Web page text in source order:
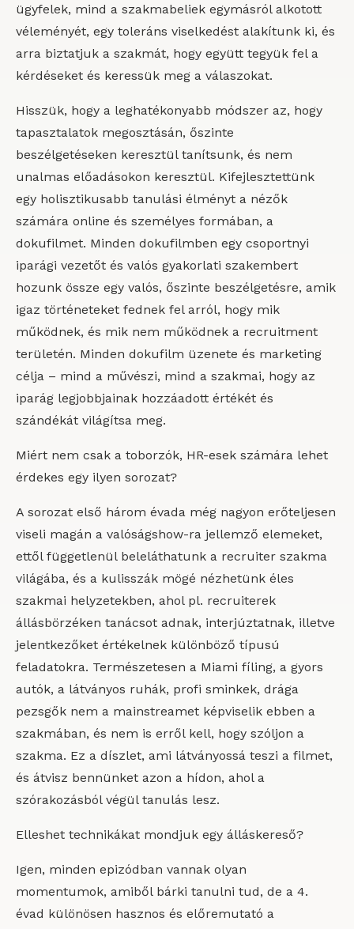
ügyfelek, mind a szakmabeliek egymásról alkotott
véleményét, egy toleráns viselkedést alakítunk ki, és
arra biztatjuk a szakmát, hogy együtt tegyük fel a
kérdéseket és keressük meg a válaszokat.
Hisszük, hogy a leghatékonyabb módszer az, hogy
tapasztalatok megosztásán, őszinte
beszélgetéseken keresztül tanítsunk, és nem
unalmas előadásokon keresztül. Kifejlesztettünk
egy holisztikusabb tanulási élményt a nézők
számára online és személyes formában, a
dokufilmet. Minden dokufilmben egy csoportnyi
iparági vezetőt és valós gyakorlati szakembert
hozunk össze egy valós, őszinte beszélgetésre, amik
igaz történeteket fednek fel arról, hogy mik
működnek, és mik nem működnek a recruitment
területén. Minden dokufilm üzenete és marketing
célja – mind a művészi, mind a szakmai, hogy az
iparág legjobbjainak hozzáadott értékét és
szándékát világítsa meg.
Miért nem csak a toborzók, HR-esek számára lehet
érdekes egy ilyen sorozat?
A sorozat első három évada még nagyon erőteljesen
viseli magán a valóságshow-ra jellemző elemeket,
ettől függetlenül beleláthatunk a recruiter szakma
világába, és a kulisszák mögé nézhetünk éles
szakmai helyzetekben, ahol pl. recruiterek
állásbörzéken tanácsot adnak, interjúztatnak, illetve
jelentkezőket értékelnek különböző típusú
feladatokra. Természetesen a Miami fíling, a gyors
autók, a látványos ruhák, profi sminkek, drága
pezsgők nem a mainstreamet képviselik ebben a
szakmában, és nem is erről kell, hogy szóljon a
szakma. Ez a díszlet, ami látványossá teszi a filmet,
és átvisz bennünket azon a hídon, ahol a
szórakozásból végül tanulás lesz.
Elleshet technikákat mondjuk egy álláskereső?
Igen, minden epizódban vannak olyan
momentumok, amiből bárki tanulni tud, de a 4.
évad különösen hasznos és előremutató a